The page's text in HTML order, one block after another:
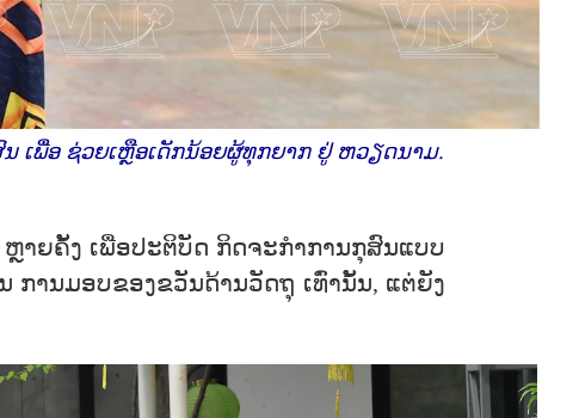
ເພື່ອ ຊ່ວຍເຫຼືອເດັກນ້ອຍຜູ້ທຸກຍາກ ຢູ່ ຫວຽດນາມ.
ຫຼາຍຄັ້ງ ເພື່ອປະຕິບັດ ກິດຈະກຳການກຸສົນແບບ
ການມອບຂອງຂວັນດ້ານວັດຖຸ ເທົ່ານັ້ນ, ແຕ່ຍັງ